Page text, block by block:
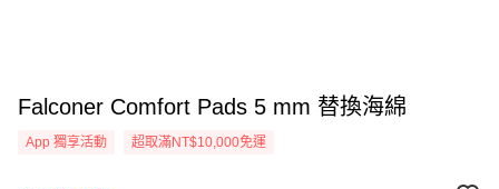
Falconer Comfort Pads 5 mm 替換海綿
App 獨享活動 超取滿NT$10,000免運